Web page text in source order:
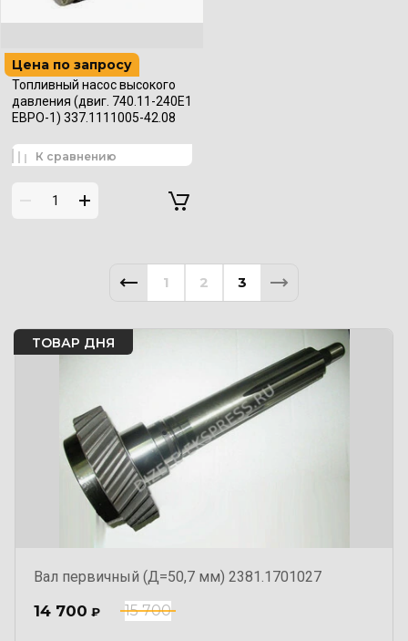
ТОВАР ДНЯ
Вал первичный (Д=50,7 мм) 2381.1701027
15 700
14 700 ₽
Цена по запросу
Топливный насос высокого
давления (двиг. 740.11-240Е1
ЕВРО-1) 337.1111005-42.08
К сравнению
1 2 3